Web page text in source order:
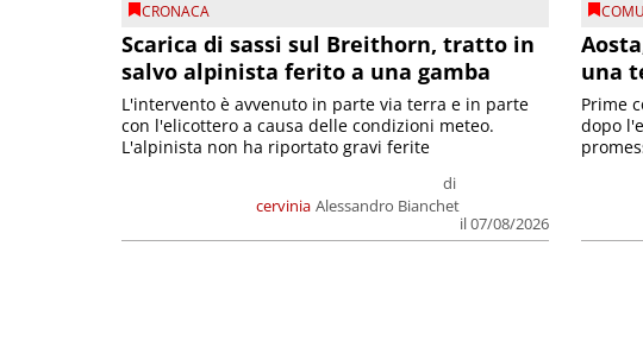
CRONACA
Scarica di sassi sul Breithorn, tratto in
salvo alpinista ferito a una gamba
cervinia
di
Alessandro Bianchet
il 07/08/2026
L'intervento è avvenuto in parte via terra e in parte
con l'elicottero a causa delle condizioni meteo.
L'alpinista non ha riportato gravi ferite
una
Prime
dopo